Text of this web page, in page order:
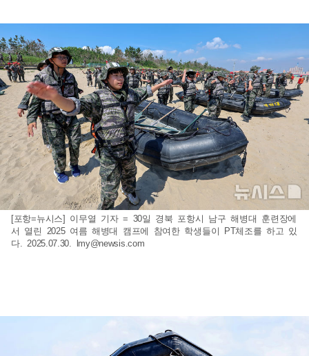
[포항=뉴시스] 이무열 기자 = 30일 경북 포항시 남구 해병대 훈련장에
서 열린 2025 여름 해병대 캠프에 참여한 학생들이 PT체조를 하고 있
다. 2025.07.30.
lmy@newsis.com